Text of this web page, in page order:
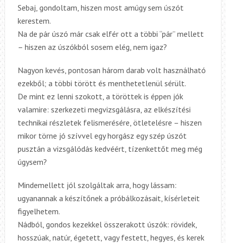
Sebaj, gondoltam, hiszen most amúgy sem úszót
kerestem.
Na de pár úszó már csak elfér ott a többi “pár” mellett
– hiszen az úszókbólsosem elég, nem igaz?
Nagyon kevés, pontosan három darab volt használható
ezekből; a többi törött és menthetetlenül sérült.
De mint ez lenni szokott, a töröttek is éppen jók
valamire: szerkezeti megvizsgálásra, az elkészítési
technikai részletek felismerésére, ötletelésre – hiszen
mikor törne jó szívvel egy horgász egy szép úszót
pusztán a vizsgálódás kedvéért, tízenkettőt meg még
úgysem?
Mindemellett jól szolgáltak arra, hogy lássam:
ugyanannak a készítőnek a próbálkozásait, kísérleteit
figyelhetem.
Nádból, gondos kezekkel összerakott úszók: rövidek,
hosszúak, natúr, égetett vagyfestett, hegyes, és kerek